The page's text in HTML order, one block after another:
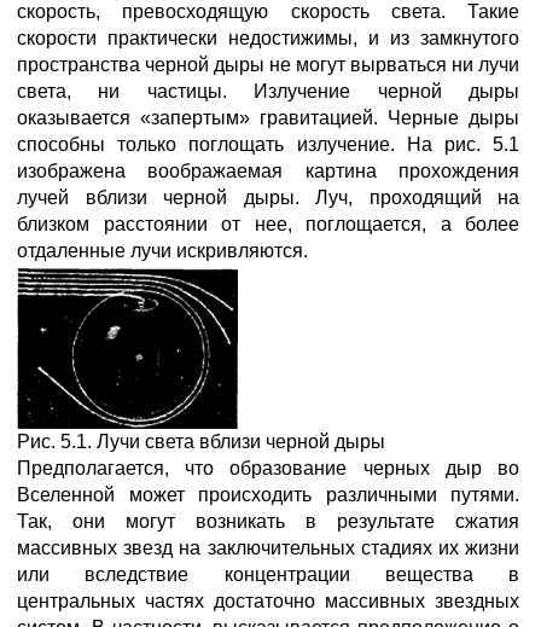
скорость, превосходящую скорость света. Такие
скорости практически недостижимы, и из замкнутого
пространства черной дыры не могут вырваться ни лучи
света, ни частицы. Излучение черной дыры
оказывается «запертым» гравитацией. Черные дыры
способны только поглощать излучение. На рис. 5.1
изображена воображаемая картина прохождения
лучей вблизи черной дыры. Луч, проходящий на
близком расстоянии от нее, поглощается, а более
отдаленные лучи искривляются.
Рис. 5.1. Лучи света вблизи черной дыры
Предполагается, что образование черных дыр во
Вселенной может происходить различными путями.
Так, они могут возникать в результате сжатия
массивных звезд на заключительных стадиях их жизни
или вследствие концентрации вещества в
центральных частях достаточно массивных звездных